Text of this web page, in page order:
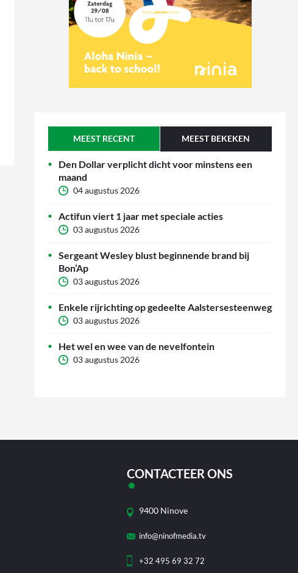
MEEST RECENT MEEST BEKEKEN
Den Dollar verplicht dicht voor minstens een
maand
04 augustus 2026
Actifun viert 1 jaar met speciale acties
03 augustus 2026
Sergeant Wesley blust beginnende brand bij
Bon’Ap
03 augustus 2026
Enkele rijrichting op gedeelte Aalstersesteenweg
03 augustus 2026
Het wel en wee van de nevelfontein
03 augustus 2026
CONTACTEER ONS
9400 Ninove
info@ninofmedia.tv
+32 495 69 32 72